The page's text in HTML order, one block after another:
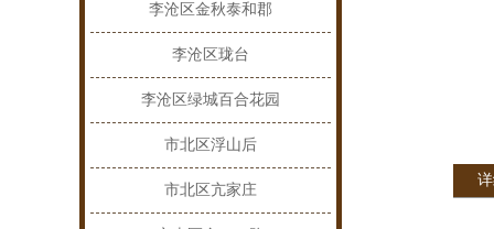
李沧区金秋泰和郡
李沧区珑台
李沧区绿城百合花园
市北区浮山后
市北区亢家庄